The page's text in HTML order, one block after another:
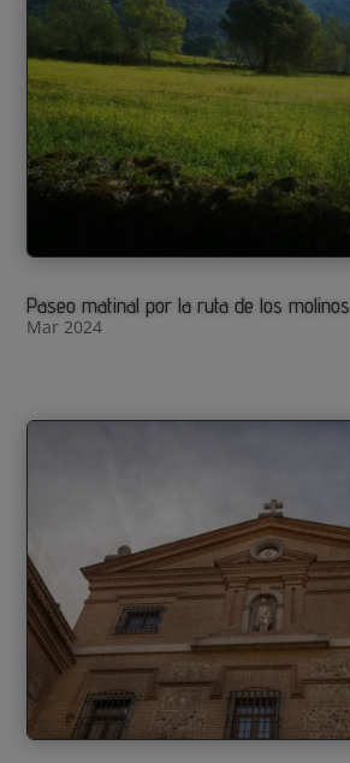
Paseo matinal por la ruta de los molinos
Mar 2024